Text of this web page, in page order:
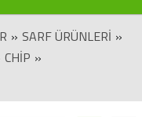
» SARF ÜRÜNLERI »
CHIP »